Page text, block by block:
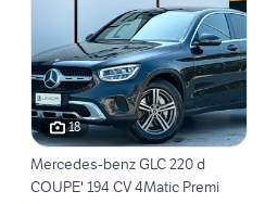
18
Mercedes-benz GLC 220 d
COUPE' 194 CV 4Matic Premi